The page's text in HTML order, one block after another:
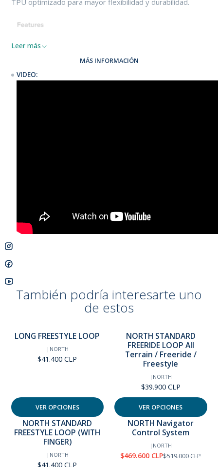
TPU optimizado para mayor flexibilidad y durabilidad.
Leer más
MÁS INFORMACIÓN
VIDEO:
También podría interesarte uno
de estos
LONG FREESTYLE LOOP
| NORTH
$41.400 CLP
VER OPCIONES
NORTH STANDARD
FREERIDE LOOP All
Terrain / Freeride /
Freestyle
| NORTH
$39.900 CLP
VER OPCIONES
NORTH STANDARD
FREESTYLE LOOP (WITH
FINGER)
| NORTH
$41.400 CLP
-10%
OFF
NORTH Navigator
Control System
| NORTH
$469.600 CLP$519.000 CLP